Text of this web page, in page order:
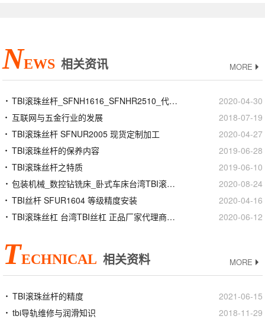
NEWS 相关资讯 MORE
TBI滚珠丝杆_SFNH1616_SFNHR2510_代理商正品官网
2020-04-30
互联网与五金行业的发展
2018-07-19
TBI滚珠丝杆 SFNUR2005 现货定制加工
2020-04-27
TBI滚珠丝杆的保养内容
2019-06-28
TBI滚珠丝杆之特质
2019-06-10
包装机械_数控钻铣床_卧式车床台湾TBI滚珠花键螺母
2020-08-24
TBI丝杆 SFUR1604 等级精度安装
2020-04-16
TBI滚珠丝杠 台湾TBI丝杠 正品厂家代理商官网
2020-06-12
TECHNICAL 相关资料 MORE
TBI滚珠丝杆的精度
2021-06-15
tbi导轨维修与润滑知识
2018-11-29